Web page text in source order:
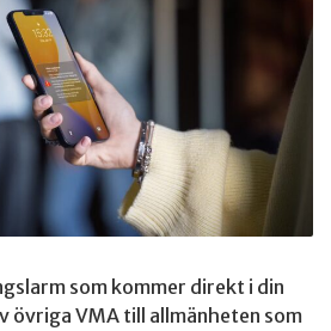
som kommer direkt i din
övriga VMA till allmänheten som